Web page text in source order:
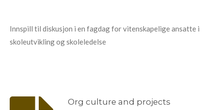
Innspill til diskusjon i en fagdag for vitenskapelige ansatte i
skoleutvikling og skoleledelse
Org culture and projects